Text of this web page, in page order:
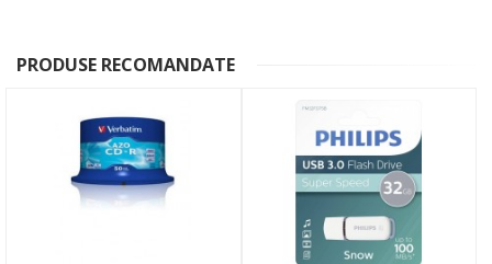
PRODUSE RECOMANDATE